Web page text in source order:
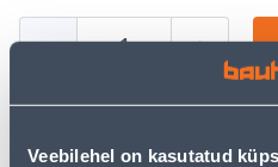
Veebilehel on kasutatud
− +